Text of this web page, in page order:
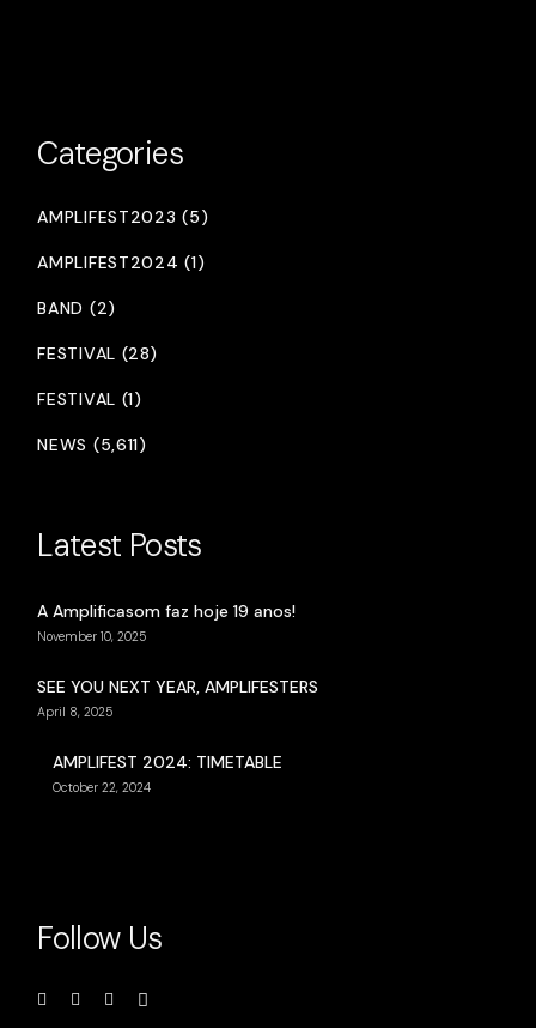
Categories
AMPLIFEST2023 (5)
AMPLIFEST2024 (1)
BAND (2)
FESTIVAL (28)
FESTIVAL (1)
NEWS (5,611)
Latest Posts
A Amplificasom faz hoje 19 anos!
November 10, 2025
SEE YOU NEXT YEAR, AMPLIFESTERS
April 8, 2025
AMPLIFEST 2024: TIMETABLE
October 22, 2024
Follow Us